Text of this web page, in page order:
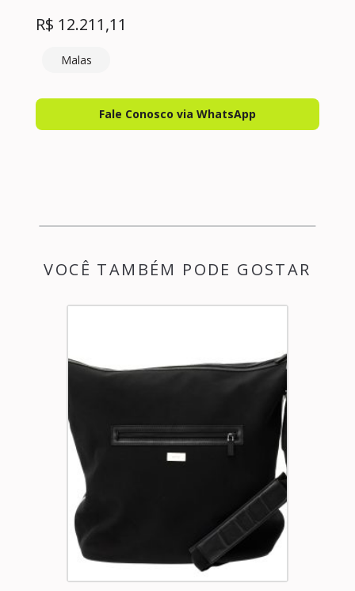
R$ 12.211,11
Malas
Fale Conosco via WhatsApp
VOCÊ TAMBÉM PODE GOSTAR